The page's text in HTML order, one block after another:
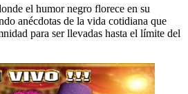
el humor negro florece en su
anécdotas de la vida cotidiana que
para ser llevadas hasta el límite del